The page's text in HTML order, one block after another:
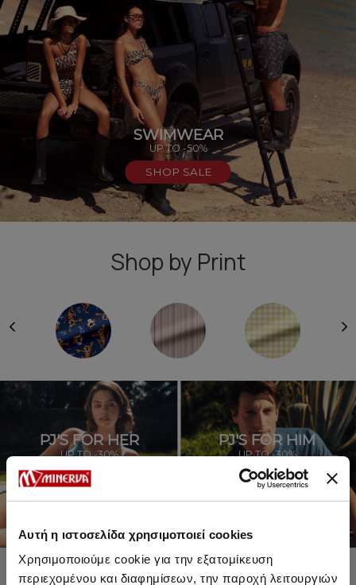
Αυτή η ιστοσελίδα χρησιμοποιεί cookies
Χρησιμοποιούμε cookie για την εξατομίκευση
περιεχομένου και διαφημίσεων, την παροχή λειτουργιών
SWIMWEAR
UP TO -50%
SHOP SALE
Shop by Print
PJ'S FOR HER
UP TO -30%
SHOP SALE
PJ'S FOR HIM
UP TO -30%
SHOP SALE